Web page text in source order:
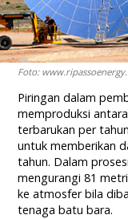
Foto:
Piringan dalam
memproduksi
terbarukan per
untuk memberikan
tahun. Dalam
mengurangi 81
ke atmosfer bila
tenaga batu bara.